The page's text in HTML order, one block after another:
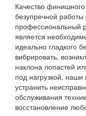
Качество
безупречной
профессиональный
является
идеально гладкого
вибрировать,
наклона лопастей
под нагрузкой,
устранить
обслуживания
восстановление